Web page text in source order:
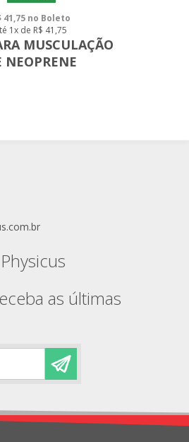
41,75 no Boleto
1x de R$ 41,75
MUSCULAÇÃO
NEOPRENE
as últimas